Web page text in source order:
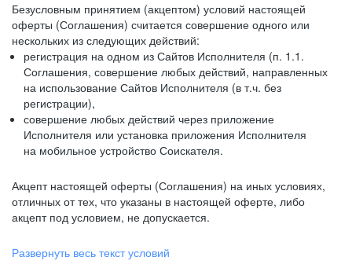
Безусловным принятием (акцептом) условий настоящей
оферты (Соглашения) считается совершение одного или
нескольких из следующих действий:
регистрация на одном из Сайтов Исполнителя (п. 1.1.
Соглашения, совершение любых действий, направленных
на использование Сайтов Исполнителя (в т.ч. без
регистрации),
совершение любых действий через приложение
Исполнителя или установка приложения Исполнителя
на мобильное устройство Соискателя.
Акцепт настоящей оферты (Соглашения) на иных условиях,
отличных от тех, что указаны в настоящей оферте, либо
акцепт под условием, не допускается.
Развернуть весь текст условий